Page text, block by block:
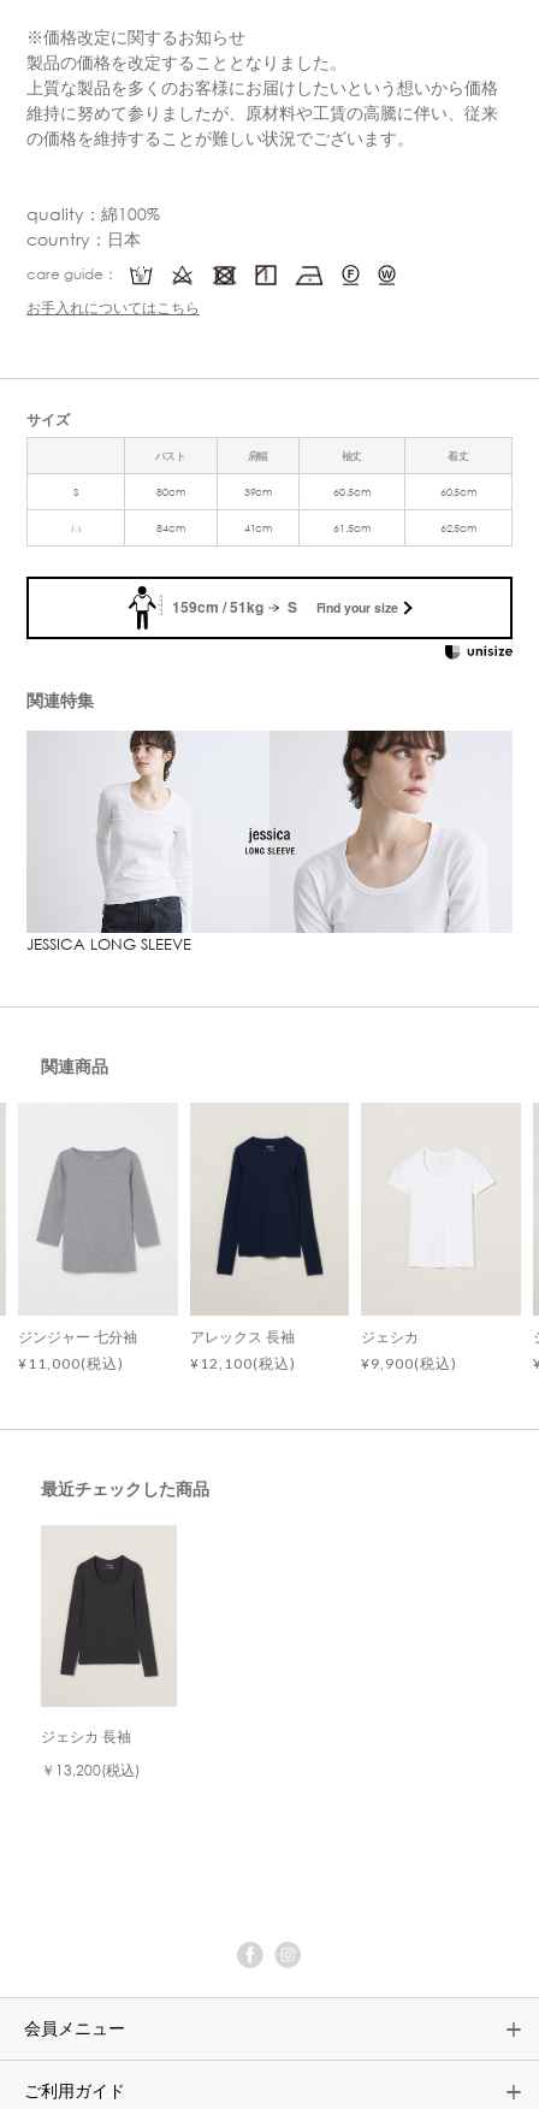
※価格改定に関するお知らせ
製品の価格を改定することとなりました。
上質な製品を多くのお客様にお届けしたいという想いから価格
維持に努めて参りましたが、原材料や工賃の高騰に伴い、従来
の価格を維持することが難しい状況でございます。
quality：綿100%
country：日本
care guide：
お手入れについてはこちら
サイズ
バスト 肩幅 袖丈 着丈
S 80cm 39cm 60.5cm 60.5cm
M 84cm 41cm 61.5cm 62.5cm
159cm / 51kg S Find your size
関連特集
JESSICA LONG SLEEVE
関連商品
ジンジャー 七分袖
¥11,000(税込)
アレックス 長袖
¥12,100(税込)
ジェシカ
¥9,900(税込)
最近チェックした商品
ジェシカ 長袖
￥13,200(税込)
会員メニュー
ご利用ガイド